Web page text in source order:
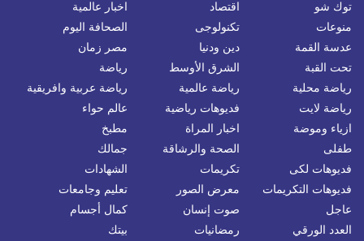
توك شو
اقتصاد
اخبار عالمية
منوعات
تكنولوجى
الصحافة اليوم
عدسة القمة
دين ودنيا
مصر زمان
تحت القبة
الشرق الأوسط
رياضة
رياضة محلية
رياضة عالمية
رياضة عربية وافريقية
رياضة لايت
فديوهات رياضية
عالم حواء
ازياء وموضة
اخبار المراة
مطبخ
طفلى
الصحة والرشاقة
جمالك
فديوهات لكى
تكريمات
الشهادات
فديوهات التكريمات
معرض الصور
تعليم وجامعات
عاجل
صوت إنسان
كمال أجسام
العدد الورقي
رمضانيات بيتك